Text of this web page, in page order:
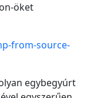
öket
from-source-
egybegyúrt